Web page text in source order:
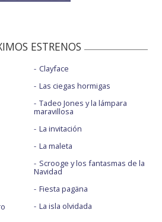
ESTRENOS
Clayface
Las ciegas hormigas
Tadeo Jones y la lámpara
maravillosa
La invitación
La maleta
Scrooge y los fantasmas de la
Navidad
Fiesta pagäna
La isla olvidada